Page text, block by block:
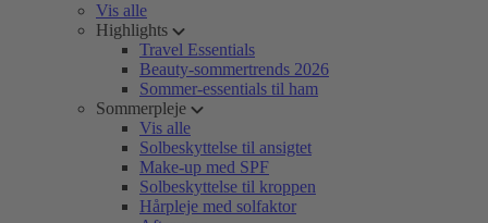
Vis alle
Highlights
Travel Essentials
Beauty-sommertrends 2026
Sommer-essentials til ham
Sommerpleje
Vis alle
Solbeskyttelse til ansigtet
Make-up med SPF
Solbeskyttelse til kroppen
Hårpleje med solfaktor